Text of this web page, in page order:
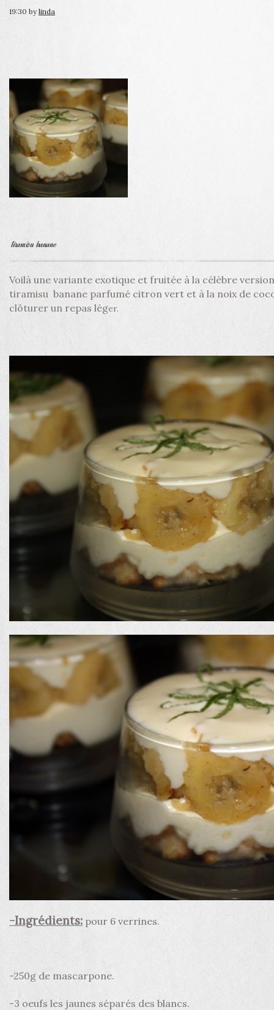
19:30 bylinda
tiramisu banane
Voilà une variante exotique et fruitée à la célèbre
tiramisu banane parfumé citron vert et à la noix de
clôturer un repas léger.
-Ingrédients: pour 6 verrines.
-250g de mascarpone.
-3 oeufs les jaunes séparés des blancs.